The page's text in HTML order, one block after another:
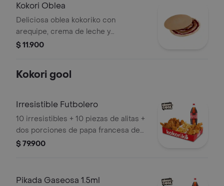
Kokori Oblea
Deliciosa oblea kokoriko con
arequipe, crema de leche y
mermelada de mora.
$ 11.900
Kokori gool
Irresistible Futbolero
10 irresistibles + 10 piezas de alitas +
dos porciones de papa francesa de
80 gr + ensalada kokoriko y salsas
$ 79.900
Pikada Gaseosa 1.5ml